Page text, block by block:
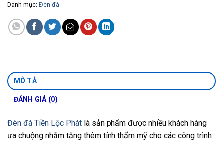
Danh mục: Đèn đá
MÔ TẢ
ĐÁNH GIÁ (0)
Đèn đá Tiền Lộc Phát là sản phẩm được nhiều khách hàng
ưa chuộng nhằm tăng thêm tính thẩm mỹ cho các công trình